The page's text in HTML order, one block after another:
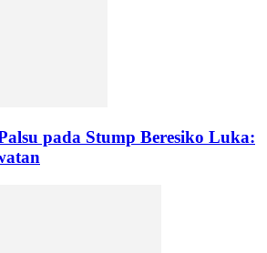
pada Stump Beresiko Luka: